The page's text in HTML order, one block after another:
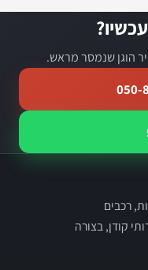
הוגן שנמסר מראש.
050-
רכבים
קודן, בצורה